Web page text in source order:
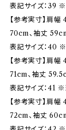
表記サイズ：39 ※
【参考実寸】肩
70cm、袖丈
表記サイズ：40
【参考実寸】肩
71cm、袖丈
表記サイズ：41 ※
【参考実寸】肩
72cm、袖丈